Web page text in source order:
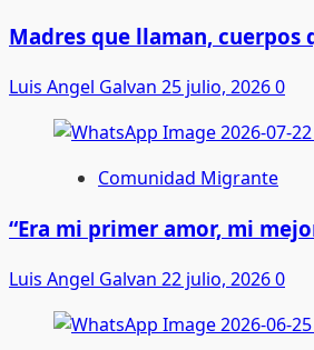
Madres que llaman, cuerpos
Luis Angel Galvan 25 julio, 20260
Comunidad Migrante
“Era mi primer amor, mi
Luis Angel Galvan 22 julio, 20260